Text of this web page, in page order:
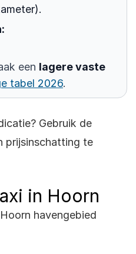
een lagere vaste
tabel 2026.
Gebruik de
prijsinschatting te
in Hoorn